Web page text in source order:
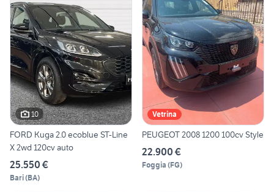
10
FORD Kuga 2.0 ecoblue ST-Line
X 2wd 120cv auto
25.550 €
Bari(BA)
Vetrina
PEUGEOT 2008 1200 100cv Style
22.900 €
Foggia (FG)